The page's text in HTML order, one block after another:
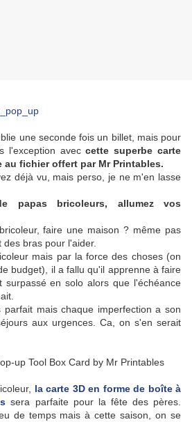
une seconde fois un billet, mais pour
l'exception aveccette superbe carte
au fichier offert par Mr Printables.
déjà vu, mais perso, je ne m'en lasse
papas bricoleurs, allumez vos
faire une maison ? même pas
bras pour l'aider.
mais par la force des choses (on
budget), il a fallu qu'il apprenne à faire
surpassé en solo alors que l'échéance
mais chaque imperfection a son
aux urgences. Ca, on s'en serait
la carte 3D en forme de boîte à
sera parfaite pour la fête des pères.
de temps mais à cette saison, on se